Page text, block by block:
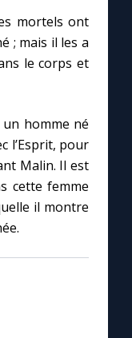
mortels ont
; mais il les a
le corps et
homme né
l’Esprit, pour
Malin. Il est
cette femme
il montre